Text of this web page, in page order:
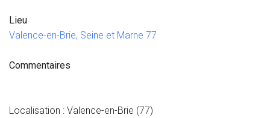
Lieu
Valence-en-Brie, Seine et Marne 77
Commentaires
Localisation : Valence-en-Brie (77)